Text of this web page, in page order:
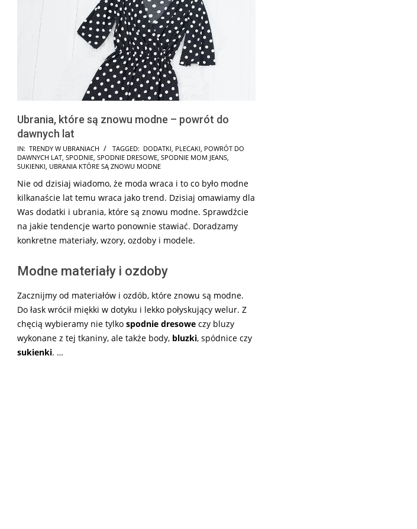
Ubrania, które są znowu modne – powrót do
dawnych lat
2025-
08-
IN: TRENDY W UBRANIACH TAGGED: DODATKI, PLECAKI, POWRÓT DO
DAWNYCH LAT, SPODNIE, SPODNIE DRESOWE, SPODNIE MOM JEANS,
SUKIENKI, UBRANIA KTÓRE SĄ ZNOWU MODNE
Nie od dzisiaj wiadomo, że moda wraca i to co było modne
kilkanaście lat temu wraca jako trend. Dzisiaj omawiamy dla
Was dodatki i ubrania, które są znowu modne. Sprawdźcie
na jakie tendencje warto ponownie stawiać. Doradzamy
konkretne materiały, wzory, ozdoby i modele.
Modne materiały i ozdoby
Zacznijmy od materiałów i ozdób, które znowu są modne.
Do łask wrócił miękki w dotyku i lekko połyskujący welur. Z
chęcią wybieramy nie tylko spodnie dresowe czy bluzy
wykonane z tej tkaniny, ale także body, bluzki, spódnice czy
sukienki. …